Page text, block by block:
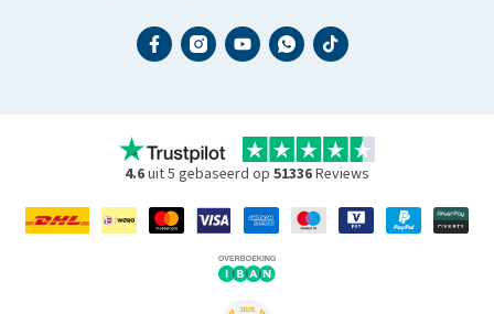
4.6uit 5 gebaseerd op 51336Reviews